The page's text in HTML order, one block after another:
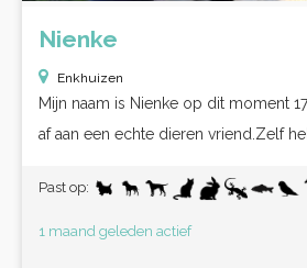
Nienke
Enkhuizen
Mijn naam is Nienke op dit moment
af aan een echte dieren vriend.Zelf
Past op:
1 maand geleden actief